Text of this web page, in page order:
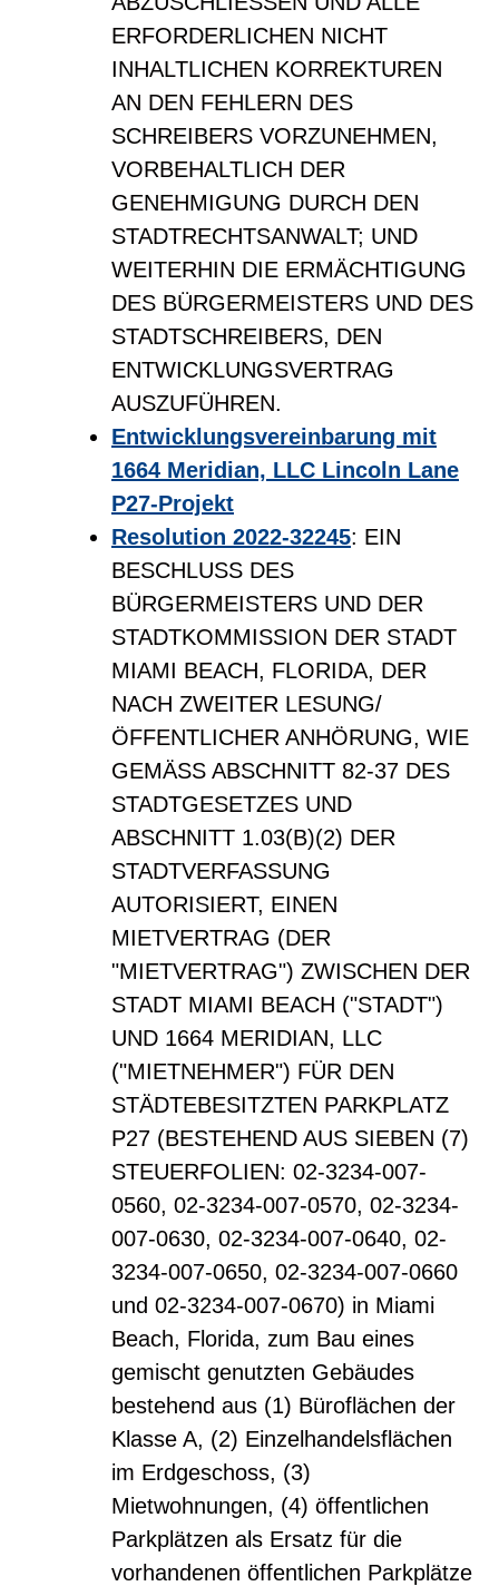
ERFORDERLICHEN NICHT
INHALTLICHEN KORREKTUREN
AN DEN FEHLERN DES
SCHREIBERS VORZUNEHMEN,
VORBEHALTLICH DER
GENEHMIGUNG DURCH DEN
STADTRECHTSANWALT; UND
WEITERHIN DIE ERMÄCHTIGUNG
DES BÜRGERMEISTERS UND DES
STADTSCHREIBERS, DEN
ENTWICKLUNGSVERTRAG
AUSZUFÜHREN.
Entwicklungsvereinbarung mit
1664 Meridian, LLC Lincoln Lane
P27-Projekt
Resolution 2022-32245: EIN
BESCHLUSS DES
BÜRGERMEISTERS UND DER
STADTKOMMISSION DER STADT
MIAMI BEACH, FLORIDA, DER
NACH ZWEITER LESUNG/
ÖFFENTLICHER ANHÖRUNG, WIE
GEMÄSS ABSCHNITT 82-37 DES
STADTGESETZES UND
ABSCHNITT 1.03(B)(2) DER
STADTVERFASSUNG
AUTORISIERT, EINEN
MIETVERTRAG (DER
"MIETVERTRAG") ZWISCHEN DER
STADT MIAMI BEACH ("STADT")
UND 1664 MERIDIAN, LLC
("MIETNEHMER") FÜR DEN
STÄDTEBESITZTEN PARKPLATZ
P27 (BESTEHEND AUS SIEBEN (7)
STEUERFOLIEN: 02-3234-007-
0560, 02-3234-007-0570, 02-3234-
007-0630, 02-3234-007-0640, 02-
3234-007-0650, 02-3234-007-0660
und 02-3234-007-0670) in Miami
Beach, Florida, zum Bau eines
gemischt genutzten Gebäudes
bestehend aus (1) Büroflächen der
Klasse A, (2) Einzelhandelsflächen
im Erdgeschoss, (3)
Mietwohnungen, (4) öffentlichen
Parkplätzen als Ersatz für die
vorhandenen öffentlichen Parkplätze